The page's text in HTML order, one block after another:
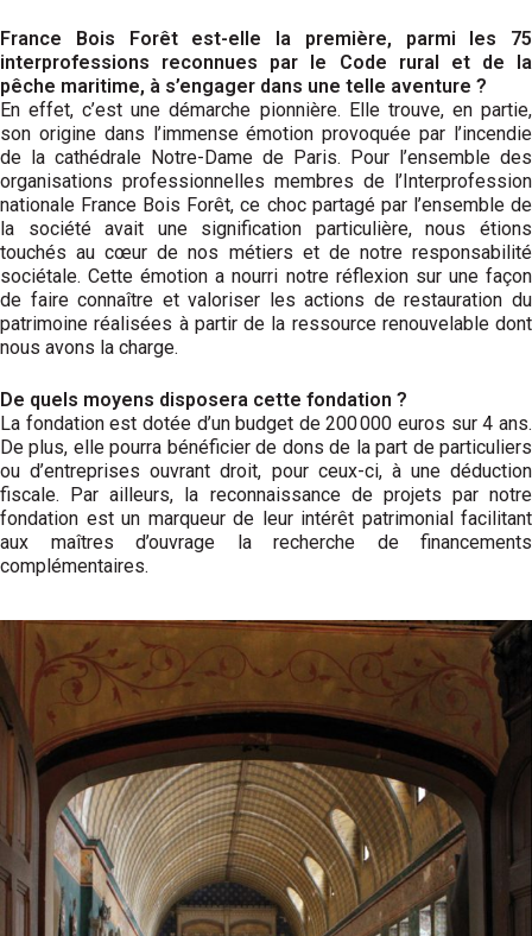
France Bois Forêt est-elle la première, parmi les 75
interprofessions reconnues par le Code rural et de la
pêche maritime, à s’engager dans une telle aventure ?
En effet, c’est une démarche pionnière. Elle trouve, en partie,
son origine dans l’immense émotion provoquée par l’incendie
de la cathédrale Notre-Dame de Paris. Pour l’ensemble des
organisations professionnelles membres de l’Interprofession
nationale France Bois Forêt, ce choc partagé par l’ensemble de
la société avait une signification particulière, nous étions
touchés au cœur de nos métiers et de notre responsabilité
sociétale. Cette émotion a nourri notre réflexion sur une façon
de faire connaître et valoriser les actions de restauration du
patrimoine réalisées à partir de la ressource renouvelable dont
nous avons la charge.
De quels moyens disposera cette fondation ?
La fondation est dotée d’un budget de 200 000 euros sur 4 ans.
De plus, elle pourra bénéficier de dons de la part de particuliers
ou d’entreprises ouvrant droit, pour ceux-ci, à une déduction
fiscale. Par ailleurs, la reconnaissance de projets par notre
fondation est un marqueur de leur intérêt patrimonial facilitant
aux maîtres d’ouvrage la recherche de financements
complémentaires.